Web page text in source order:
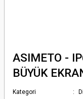
ASIMETO -
BÜYÜK
Kategori